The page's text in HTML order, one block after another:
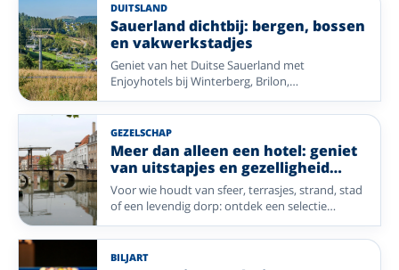
DUITSLAND
Sauerland dichtbij: bergen, bossen
en vakwerkstadjes
Geniet van het Duitse Sauerland met
Enjoyhotels bij Winterberg, Brilon,
Siedlinghausen en Bleiwäsche. Ideaal voor
wandelen, fietsen en ontspannen
natuuruitstapjes.
GEZELSCHAP
Meer dan alleen een hotel: geniet
van uitstapjes en gezelligheid
dichtbij
Voor wie houdt van sfeer, terrasjes, strand, stad
of een levendig dorp: ontdek een selectie
Enjoyhotels waar gezelligheid en vermaak
makkelijk binnen bereik zijn.
BILJART